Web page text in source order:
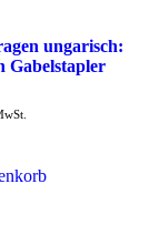
ungarisch:
Gabelstapler